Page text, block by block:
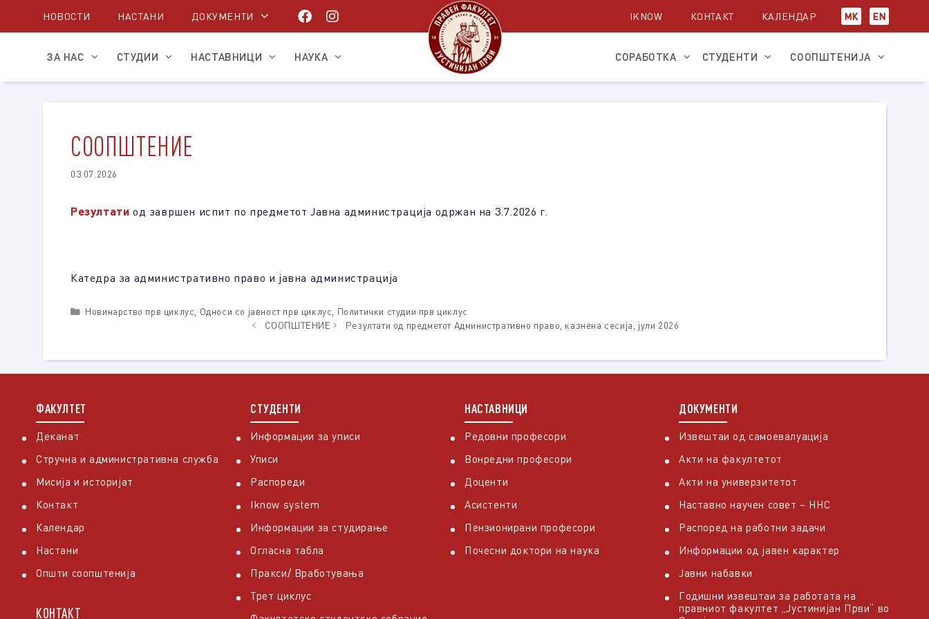
НОВОСТИ НАСТАНИ ДОКУМЕНТИ IKNOW КОНТАКТ КАЛЕНДАР МК EN
ЗА НАС СТУДИИ НАСТАВНИЦИ НАУКА СОРАБОТКА СТУДЕНТИ СООПШТЕНИЈА
СООПШТЕНИЕ
03.07.2026
Резултати од завршен испит по предметот Јавна администрација одржан на 3.7.2026 г.
Катедра за административно право и јавна администрација
Categories
Новинарство прв циклус, Односи со јавност прв циклус, Политички студии прв циклус
СООПШТЕНИЕ
Резултати од предметот Административно право, казнена сесија, јули 2026
ФАКУЛТЕТ
Деканат
Стручна и административна служба
Мисија и историјат
Контакт
Календар
Настани
Општи соопштенија
КОНТАКТ
СТУДЕНТИ
Информации за уписи
Уписи
Распореди
Iknow system
Информации за студирање
Огласна табла
Пракси/ Вработувања
Трет циклус
НАСТАВНИЦИ
Редовни професори
Вонредни професори
Доценти
Асистенти
Пензионирани професори
Почесни доктори на наука
ДОКУМЕНТИ
Извештаи од самоевалуација
Акти на факултетот
Акти на универзитетот
Наставно научен совет – ННС
Распоред на работни задачи
Информации од јавен карактер
Јавни набавки
Годишни извештаи за работата на
правниот факултет „Јустинијан Први“ во